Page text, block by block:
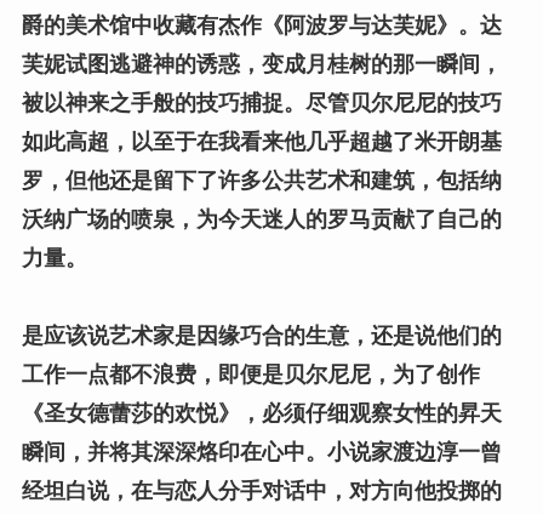
爵的美术馆中收藏有杰作《阿波罗与达芙妮》。达
芙妮试图逃避神的诱惑，变成月桂树的那一瞬间，
被以神来之手般的技巧捕捉。尽管贝尔尼尼的技巧
如此高超，以至于在我看来他几乎超越了米开朗基
罗，但他还是留下了许多公共艺术和建筑，包括纳
沃纳广场的喷泉，为今天迷人的罗马贡献了自己的
力量。
是应该说艺术家是因缘巧合的生意，还是说他们的
工作一点都不浪费， 即便是贝尔尼尼，为了创作
《圣女德蕾莎的欢悦》，必须仔细观察女性的昇天
瞬间，并将其深深烙印在心中。小说家渡边淳一曾
经坦白说，在与恋人分手对话中，对方向他投掷的